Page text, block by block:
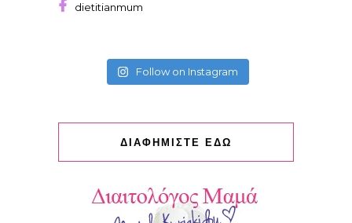
dietitianmum
Follow on Instagram
ΔΙΑΦΗΜΙΣΤΕ ΕΔΩ